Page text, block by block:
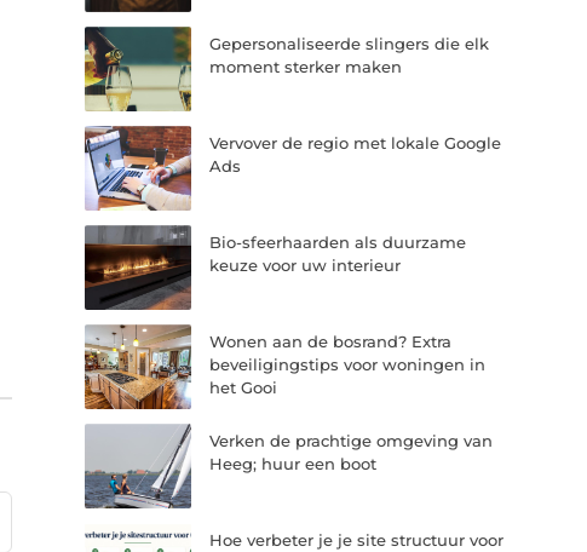
Gepersonaliseerde slingers die elk
moment sterker maken
Vervover de regio met lokale Google
Ads
Bio-sfeerhaarden als duurzame
keuze voor uw interieur
Wonen aan de bosrand? Extra
beveiligingstips voor woningen in
het Gooi
Verken de prachtige omgeving van
Heeg; huur een boot
Hoe verbeter je je site structuur voor